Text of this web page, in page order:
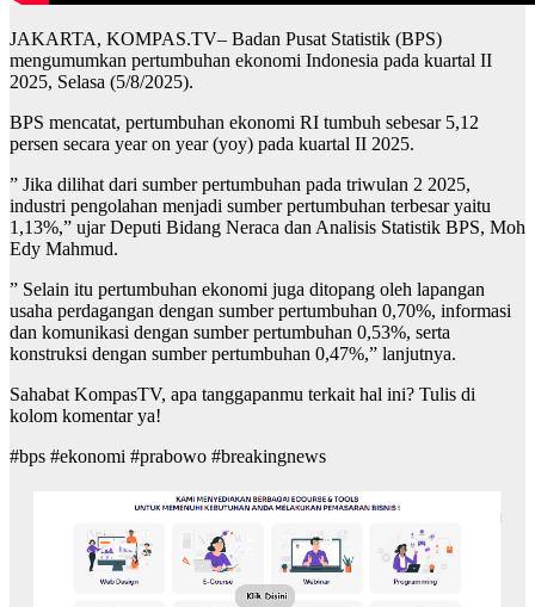
JAKARTA, KOMPAS.TV– Badan Pusat Statistik (BPS)
mengumumkan pertumbuhan ekonomi Indonesia pada kuartal II
2025, Selasa (5/8/2025).
BPS mencatat, pertumbuhan ekonomi RI tumbuh sebesar 5,12
persen secara year on year (yoy) pada kuartal II 2025.
” Jika dilihat dari sumber pertumbuhan pada triwulan 2 2025,
industri pengolahan menjadi sumber pertumbuhan terbesar yaitu
1,13%,” ujar Deputi Bidang Neraca dan Analisis Statistik BPS, Moh
Edy Mahmud.
” Selain itu pertumbuhan ekonomi juga ditopang oleh lapangan
usaha perdagangan dengan sumber pertumbuhan 0,70%, informasi
dan komunikasi dengan sumber pertumbuhan 0,53%, serta
konstruksi dengan sumber pertumbuhan 0,47%,” lanjutnya.
Sahabat KompasTV, apa tanggapanmu terkait hal ini? Tulis di
kolom komentar ya!
#bps #ekonomi #prabowo #breakingnews